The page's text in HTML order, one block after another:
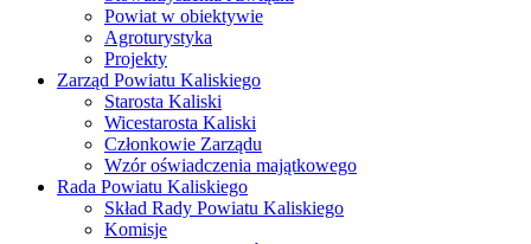
Powiat w obiektywie
Agroturystyka
Projekty
Zarząd Powiatu Kaliskiego
Starosta Kaliski
Wicestarosta Kaliski
Członkowie Zarządu
Wzór oświadczenia majątkowego
Rada Powiatu Kaliskiego
Skład Rady Powiatu Kaliskiego
Komisje